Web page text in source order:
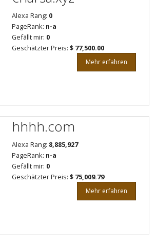
Alexa Rang: 0
PageRank: n-a
Gefällt mir: 0
Geschätzter Preis: $ 77,500.00
Mehr erfahren
hhhh.com
Alexa Rang: 8,885,927
PageRank: n-a
Gefällt mir: 0
Geschätzter Preis: $ 75,009.79
Mehr erfahren